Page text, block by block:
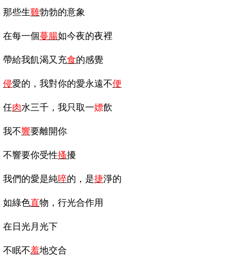
那些生雞勃勃的意象
在每一個蔓腸如今夜的夜裡
帶給我飢渴又充食的感覺
侵愛的，我對你的愛永遠不便
任肉水三千，我只取一嫖飲
我不響要離開你
不響要你受性搔擾
我們的愛是純啐的，是捷淨的
如綠色直物，行光合作用
在日光月光下
不眠不羞地交合